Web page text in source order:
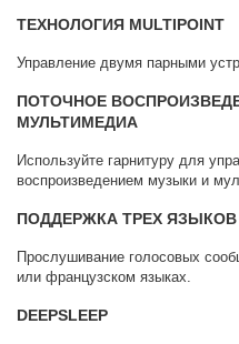
ТЕХНОЛОГИЯ MULTIPOINT
Управление двумя парными
ПОТОЧНОЕ
МУЛЬТИМЕДИА
Используйте гарнитуру для
воспроизведением музыки и
ПОДДЕРЖКА ТРЕХ ЯЗЫКОВ
Прослушивание голосовых
или французском языках.
DEEPSLEEP